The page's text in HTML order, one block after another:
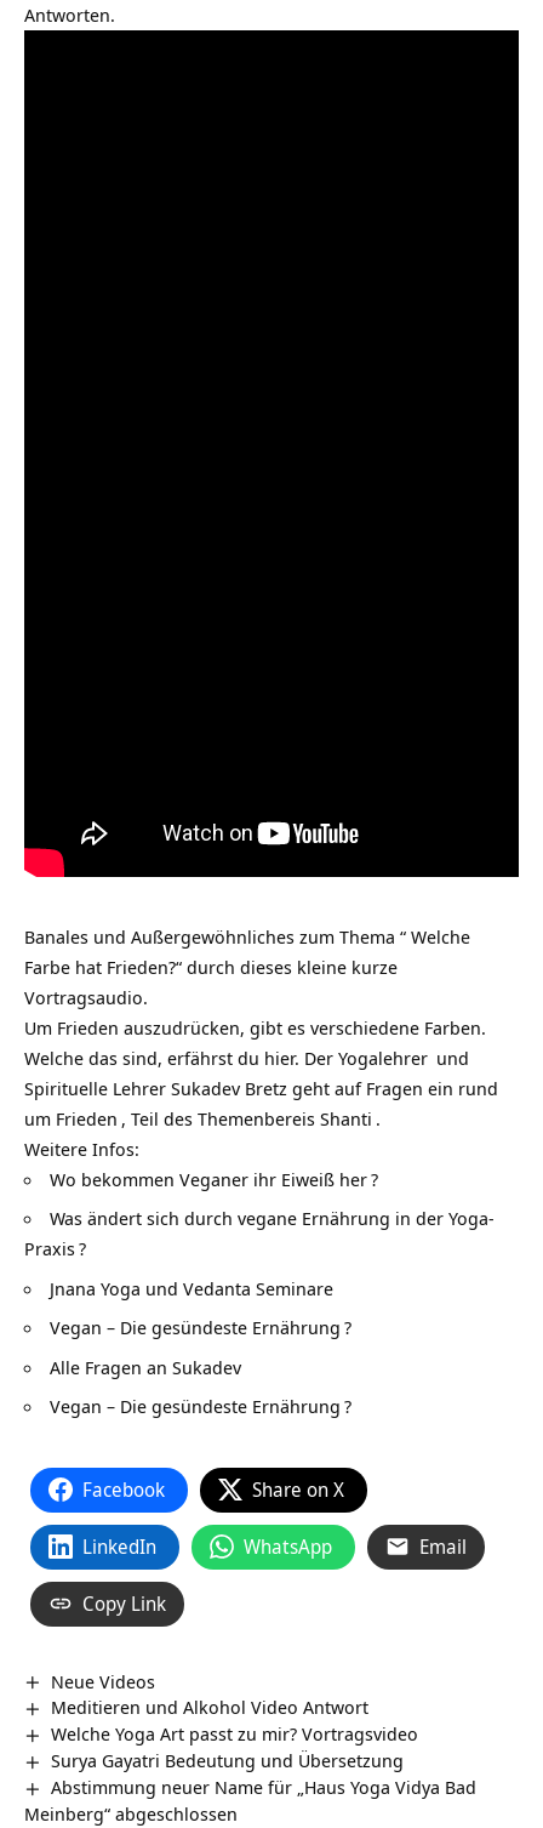
Antworten.
Banales und Außergewöhnliches zum Thema “ Welche
Farbe hat Frieden?“ durch dieses kleine kurze
Vortragsaudio.
Um Frieden auszudrücken, gibt es verschiedene Farben.
Welche das sind, erfährst du hier. Der Yogalehrer und
Spirituelle Lehrer Sukadev Bretz geht auf Fragen ein rund
um Frieden , Teil des Themenbereis Shanti .
Weitere Infos:
Wo bekommen Veganer ihr Eiweiß her?
Was ändert sich durch vegane Ernährung in der Yoga-
Praxis?
Jnana Yoga und Vedanta Seminare
Vegan – Die gesündeste Ernährung ?
Alle Fragen an Sukadev
Vegan – Die gesündeste Ernährung ?
Facebook Share on X
LinkedIn WhatsApp Email
Copy Link
Neue Videos
Meditieren und Alkohol Video Antwort
Welche Yoga Art passt zu mir? Vortragsvideo
Surya Gayatri Bedeutung und Übersetzung
Abstimmung neuer Name für „Haus Yoga Vidya Bad
Meinberg“ abgeschlossen